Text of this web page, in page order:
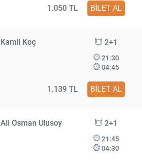
1.050 TL BİLET AL
Kamil Koç 2+1
21:30
04:45
1.139 TL BİLET AL
Ali Osman Ulusoy 2+1
21:45
04:30